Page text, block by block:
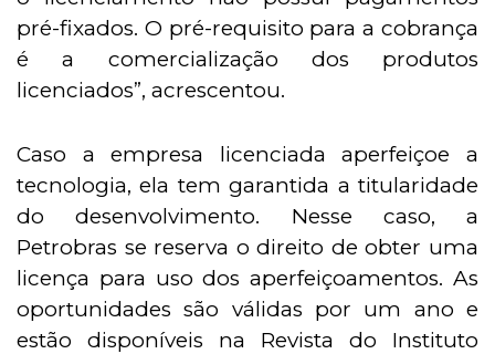
pré-fixados. O pré-requisito para a cobrança
é a comercialização dos produtos
licenciados”, acrescentou.
Caso a empresa licenciada aperfeiçoe a
tecnologia, ela tem garantida a titularidade
do desenvolvimento. Nesse caso, a
Petrobras se reserva o direito de obter uma
licença para uso dos aperfeiçoamentos. As
oportunidades são válidas por um ano e
estão disponíveis na Revista do Instituto